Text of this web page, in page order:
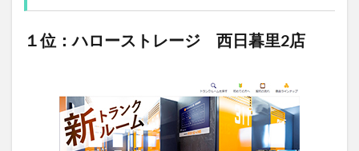
１位：ハローストレージ 西日暮里2店